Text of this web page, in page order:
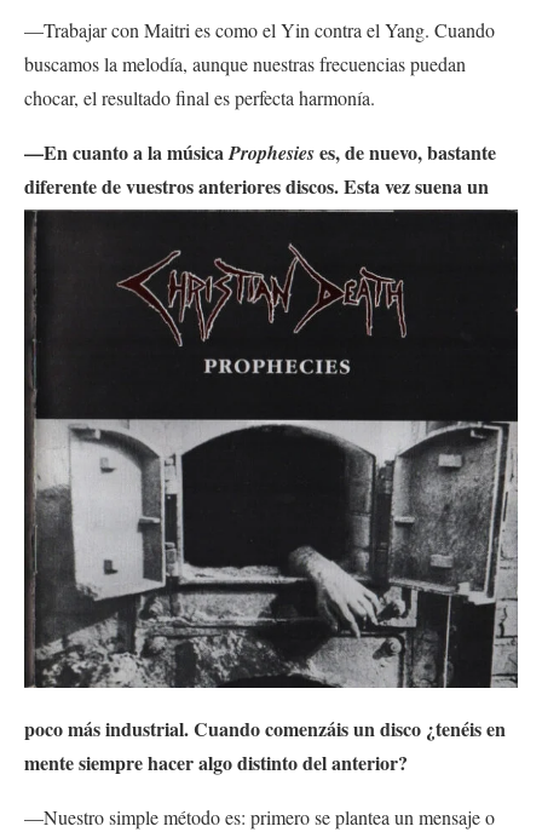
—Trabajar con Maitri es como el Yin contra el Yang. Cuando
buscamos la melodía, aunque nuestras frecuencias puedan
chocar, el resultado final es perfecta harmonía.
—En cuanto a la músicaProphesieses, de nuevo, bastante
diferente de vuestros anterioresdiscos. Esta vez suena un
poco más industrial. Cuando comenzáis un disco ¿tenéis en
mente siempre hacer algo distinto del anterior?
—Nuestro simple método es: primero se plantea un mensaje o